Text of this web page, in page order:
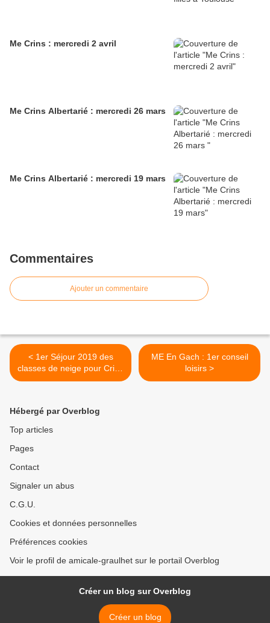
Me Crins : mercredi 2 avril
Me Crins Albertarié : mercredi 26 mars
Me Crins Albertarié : mercredi 19 mars
Commentaires
Ajouter un commentaire
< 1er Séjour 2019 des
classes de neige pour Crins
et En Gach
ME En Gach : 1er conseil
loisirs >
Hébergé par Overblog
Top articles
Pages
Contact
Signaler un abus
C.G.U.
Cookies et données personnelles
Préférences cookies
Voir le profil de amicale-graulhet sur le portail Overblog
Créer un blog sur Overblog
Créer un blog